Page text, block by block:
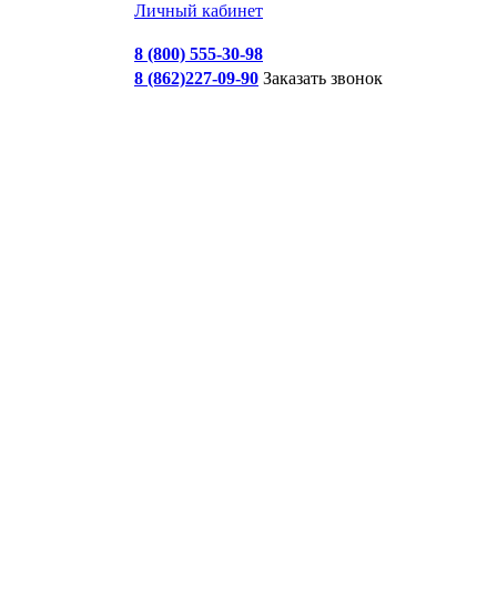
Личный кабинет
8 (800) 555-30-98
8 (862)227-09-90 Заказать звонок